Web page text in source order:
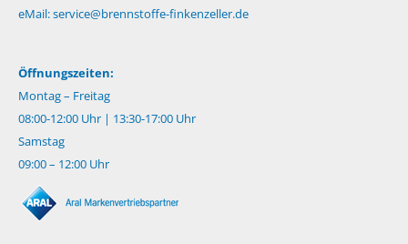
eMail:service@brennstoffe-finkenzeller.de
Öffnungszeiten:
Montag – Freitag
08:00-12:00 Uhr | 13:30-17:00 Uhr
Samstag
09:00 – 12:00 Uhr